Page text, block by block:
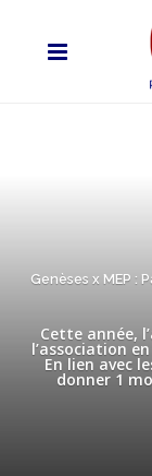
Genèses x MEP :
Cette année,
l’association
En lien avec
donner 1